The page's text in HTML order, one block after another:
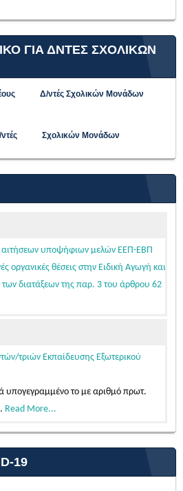
ΓΙΑ ΔΝΤΕΣ ΣΧΟΛΙΚΩΝ
νέους Δ/ντές Σχολικών Μονάδων
Δ/ντές Σχολικών Μονάδων
με την αριθμ. 15/7-8-2026 Πράξη
αιτήσεων υποψήφιων μελών ΕΕΠ-ΕΒΠ
οργανικές θέσεις στην Ειδική Αγωγή και
διατάξεων της παρ. 3 του άρθρου 62
103542/Ε4/31-07-2026 (ΦΕΚ 39/τ.
03Π)...Read More...
ΜΕΛΩΝ ΕΕΠ-ΕΒΠ 2026-27
τριών Εκπαίδευσης Εξωτερικού
υπογεγραμμένο το με αριθμό πρωτ.
Read More...
19